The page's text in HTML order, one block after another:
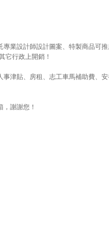
業設計師設計圖案、特製商品可
它行政上開銷！
津貼、房租、志工車馬補助費、安
，謝謝您！